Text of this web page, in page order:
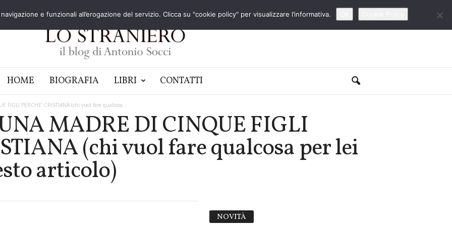
HOME BIOGRAFIA LIBRI CONTATTI
FIGLI PERCHE’ CRISTIANA (chi vuol fare qualcosa...
MADRE DI CINQUE FIGLI
(chi vuol fare qualcosa per lei
articolo)
NOVITÀ
e funzionali all’erogazione del servizio. Clicca su "cookie policy" per visualizzare l’informativa.